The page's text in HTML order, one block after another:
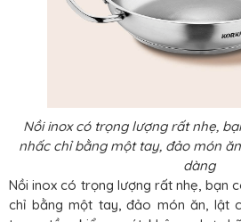
Nồi inox có trọng lượng rất nhẹ,
nhấc chỉ bằng một tay, đảo món
dàng
Nồi inox có trọng lượng rất nhẹ, bạn
chỉ bằng một tay, đảo món ăn, lật